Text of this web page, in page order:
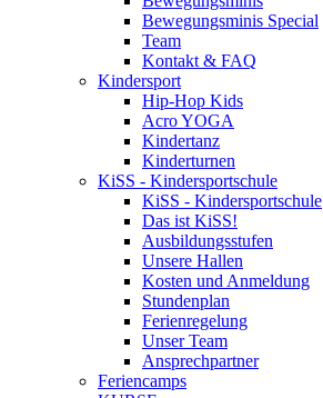
Bewegungsminis Special
Team
Kontakt & FAQ
Kindersport
Hip-Hop Kids
Acro YOGA
Kindertanz
Kinderturnen
KiSS - Kindersportschule
KiSS - Kindersportschule
Das ist KiSS!
Ausbildungsstufen
Unsere Hallen
Kosten und Anmeldung
Stundenplan
Ferienregelung
Unser Team
Ansprechpartner
Feriencamps